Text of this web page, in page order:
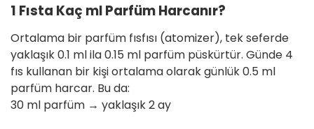
1 Fısta Kaç ml Parfüm Harcanır?
Ortalama bir parfüm fısfısı (atomizer), tek seferde
yaklaşık 0.1 ml ila 0.15 ml parfüm püskürtür. Günde 4
fıs kullanan bir kişi ortalama olarak günlük 0.5 ml
parfüm harcar. Bu da:
30 ml parfüm → yaklaşık 2 ay